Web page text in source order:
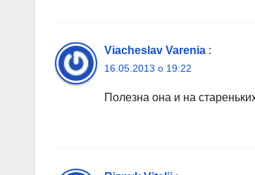
Viacheslav Varenia :
16.05.2013 о 19:22
Полезна она и на